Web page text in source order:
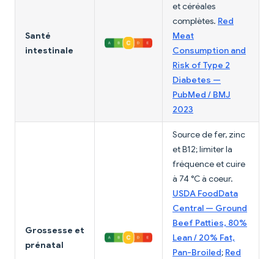
Santé
intestinale
et céréales
complètes. Red
Meat
Consumption and
Risk of Type 2
Diabetes —
PubMed / BMJ
2023
Grossesse et
prénatal
Source de fer, zinc
et B12; limiter la
fréquence et cuire
à 74 °C à coeur.
USDA FoodData
Central — Ground
Beef Patties, 80%
Lean / 20% Fat,
Pan-Broiled; Red